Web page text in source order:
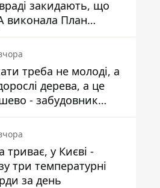
закидають, що
виконала План
на 20%
треба не молоді, а
дерева, а це
- забудовник
триває, у Києві -
три температурні
за день